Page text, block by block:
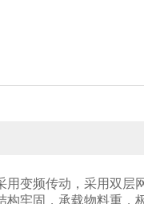
用变频传动，采用双层
构牢固，承载物料重，